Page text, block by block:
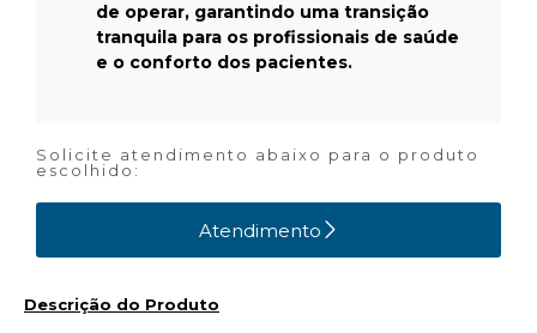
de operar, garantindo uma transição
tranquila para os profissionais de saúde
e o conforto dos pacientes.
Solicite atendimento abaixo para o produto
escolhido:
Atendimento
Descrição do Produto​